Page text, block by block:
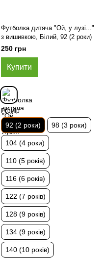
Футболка дитяча "Ой, у лузі..."
з вишивкою, Білий, 92 (2 роки)
250 грн
Купити
Розмір
92 (2 роки) 98 (3 роки)
104 (4 роки)
110 (5 років)
116 (6 років)
122 (7 років)
128 (9 років)
134 (9 років)
140 (10 років)